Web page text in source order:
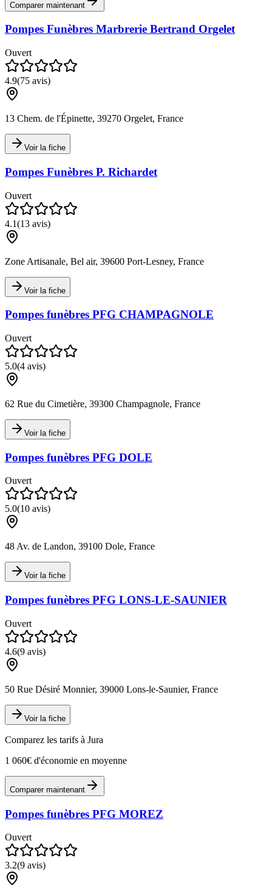
Comparer maintenant
Pompes Funèbres Marbrerie Bertrand Orgelet
Ouvert
4.9(75 avis)
13 Chem. de l'Épinette, 39270 Orgelet, France
Voir la fiche
Pompes Funèbres P. Richardet
Ouvert
4.1(13 avis)
Zone Artisanale, Bel air, 39600 Port-Lesney, France
Voir la fiche
Pompes funèbres PFG CHAMPAGNOLE
Ouvert
5.0(4 avis)
62 Rue du Cimetière, 39300 Champagnole, France
Voir la fiche
Pompes funèbres PFG DOLE
Ouvert
5.0(10 avis)
48 Av. de Landon, 39100 Dole, France
Voir la fiche
Pompes funèbres PFG LONS-LE-SAUNIER
Ouvert
4.6(9 avis)
50 Rue Désiré Monnier, 39000 Lons-le-Saunier, France
Voir la fiche
Comparez les tarifs à Jura
1 060€ d'économie en moyenne
Comparer maintenant
Pompes funèbres PFG MOREZ
Ouvert
3.2(9 avis)